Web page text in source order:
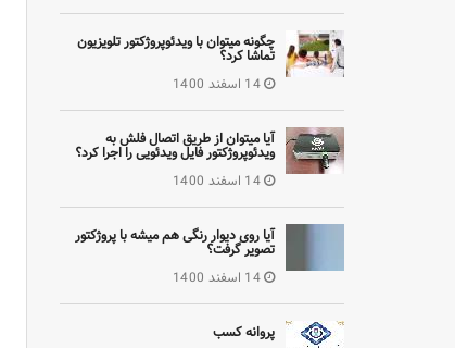
چگونه میتوان با ویدئوپروژکتور تلویزیون
تماشا کرد؟
14 اسفند 1400
آیا میتوان از طریق اتصال فلش به
ویدئوپروژکتور فایل ویدئویی را اجرا کرد؟
14 اسفند 1400
آیا روی دیوار رنگی هم میشه با پروژکتور
تصویر گرفت؟
14 اسفند 1400
پروانه کسب